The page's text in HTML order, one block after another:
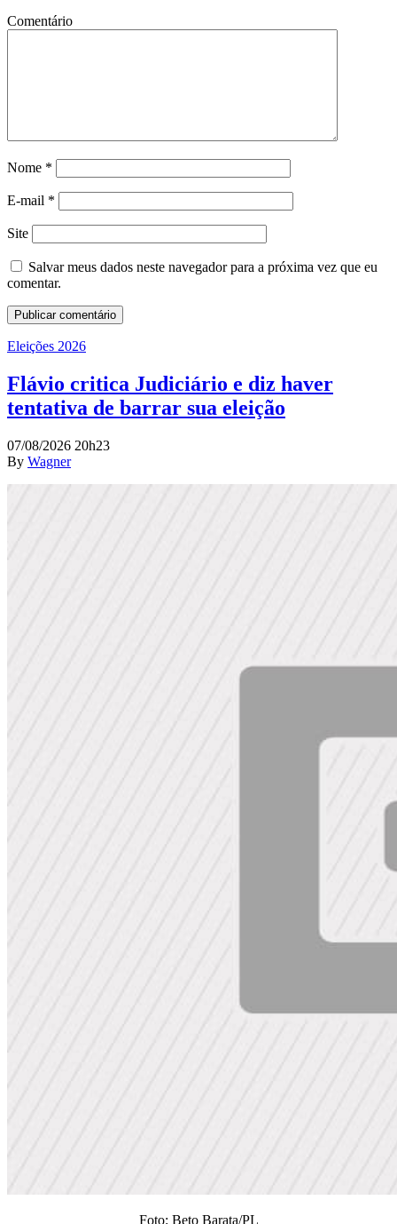
Comentário
Nome *
E-mail *
Site
Salvar meus dados neste navegador para a próxima vez que eu
comentar.
Eleições 2026
Flávio critica Judiciário e diz haver
tentativa de barrar sua eleição
07/08/2026 20h23
By Wagner
Foto: Beto Barata/PL